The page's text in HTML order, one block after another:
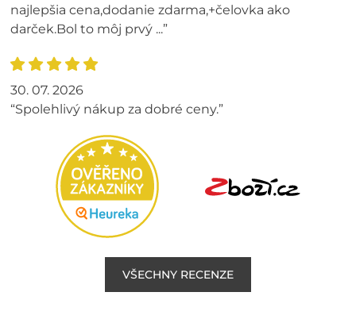
najlepšia cena,dodanie zdarma,+čelovka ako
darček.Bol to môj prvý ...”
30. 07. 2026
“Spolehlivý nákup za dobré ceny.”
VŠECHNY RECENZE